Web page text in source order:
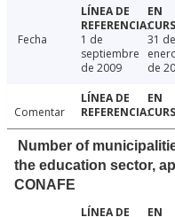
Fecha
1 de
septiembre
de 2009
31 de
de
Comentar
Number of
the education sector,
CONAFE